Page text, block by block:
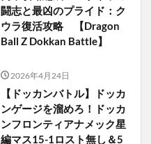
闘志と最凶のプライド：ク
ウラ復活攻略 【Dragon
Ball Z Dokkan Battle】
2026年4月24日
【ドッカンバトル】ドッカ
ンゲージを溜めろ！ドッカ
ンフロンティアナメック星
編マス15-1ロスト無し＆5